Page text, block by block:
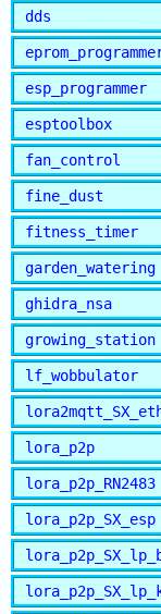
dds
esp_programmer
esptoolbox
fan_control
fine_dust
fitness_timer
garden_watering
ghidra_nsa
growing_station
lf_wobbulator
lora_p2p
lora_p2p_RN2483
lora_p2p_SX_esp